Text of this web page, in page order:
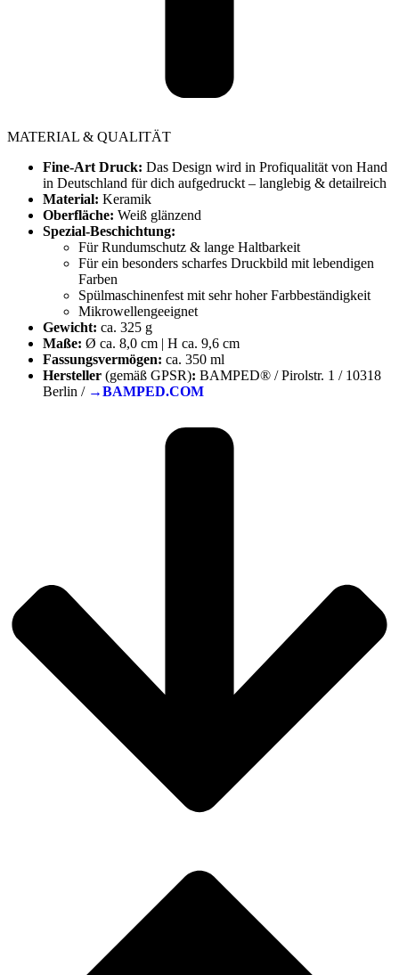
MATERIAL & QUALITÄT
Fine-Art Druck: Das Design wird in Profiqualität von Hand
in Deutschland für dich aufgedruckt – langlebig & detailreich
Material: Keramik
Oberfläche: Weiß glänzend
Spezial-Beschichtung:
Für Rundumschutz & lange Haltbarkeit
Für ein besonders scharfes Druckbild mit lebendigen
Farben
Spülmaschinenfest mit sehr hoher Farbbeständigkeit
Mikrowellengeeignet
Gewicht: ca. 325 g
Maße: Ø ca. 8,0 cm | H ca. 9,6 cm
Fassungsvermögen: ca. 350 ml
Hersteller (gemäß GPSR): BAMPED® / Pirolstr. 1 / 10318
Berlin / →BAMPED.COM